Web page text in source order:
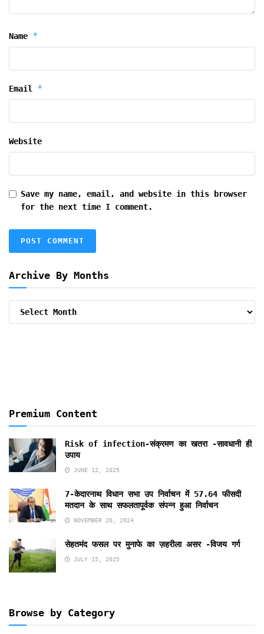
Name *
Email *
Website
Save my name, email, and website in this browser
for the next time I comment.
Archive By Months
Premium Content
Risk of infection-संक्रमण का खतरा -सावधानी ही
उपाय
JUNE 12, 2025
7-केदारनाथ विधान सभा उप निर्वाचन में 57.64 फीसदी
मतदान के साथ सफलतापूर्वक संपन्न हुआ निर्वाचन
NOVEMBER 20, 2024
सेहतमंद फसल पर मुनाफे का ज़हरीला असर -विजय गर्ग
JULY 15, 2025
Browse by Category